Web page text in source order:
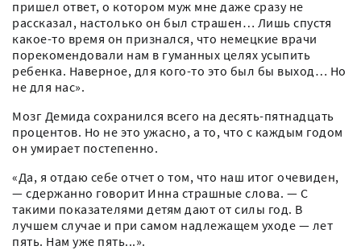
пришел ответ, о котором муж мне даже сразу не
рассказал, настолько он был страшен… Лишь спустя
какое-то время он признался, что немецкие врачи
порекомендовали нам в гуманных целях усыпить
ребенка. Наверное, для кого-то это был бы выход… Но
не для нас».
Мозг Демида сохранился всего на десять-пятнадцать
процентов. Но не это ужасно, а то, что с каждым годом
он умирает постепенно.
«Да, я отдаю себе отчет о том, что наш итог очевиден,
— сдержанно говорит Инна страшные слова. — С
такими показателями детям дают от силы год. В
лучшем случае и при самом надлежащем уходе — лет
пять. Нам уже пять...».